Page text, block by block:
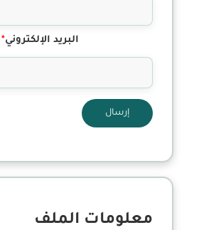
البريد الإلكتروني*
إرسال
معلومات الملف